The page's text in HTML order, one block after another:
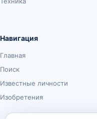
Навигация
Главная
Поиск
Известные личности
Изобретения